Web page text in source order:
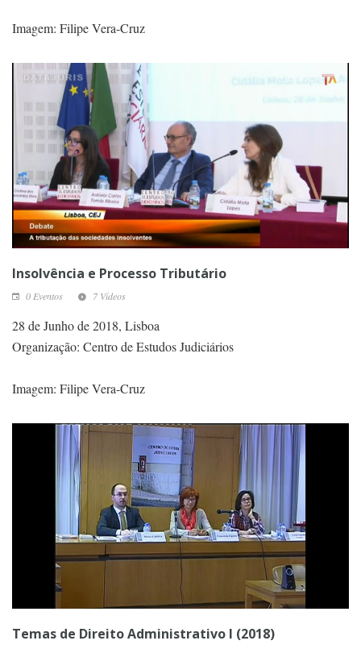
Imagem: Filipe Vera-Cruz
Insolvência e Processo Tributário
0 Eventos 7 Vídeos
28 de Junho de 2018, Lisboa
Organização: Centro de Estudos Judiciários
Imagem: Filipe Vera-Cruz
Temas de Direito Administrativo I (2018)